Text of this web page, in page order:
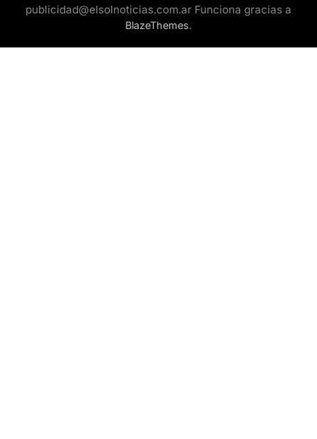
publicidad@elsolnoticias.com.ar Funciona gracias a
BlazeThemes.